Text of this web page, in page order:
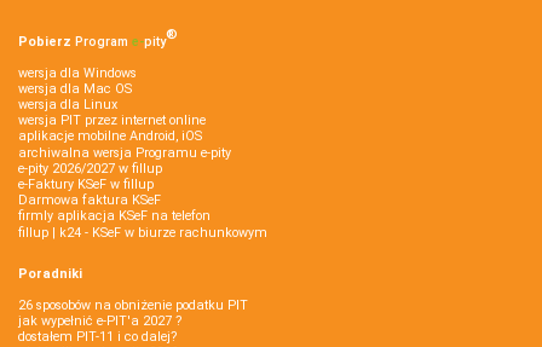
Pobierz Program e‑pity®
wersja dla Windows
wersja dla Mac OS
wersja dla Linux
wersja PIT przez internet online
aplikacje mobilne Android, iOS
archiwalna wersja Programu e-pity
e-pity 2026/2027 w fillup
e‑Faktury KSeF w fillup
Darmowa faktura KSeF
firmly aplikacja KSeF na telefon
fillup | k24 - KSeF w biurze rachunkowym
Poradniki
26 sposobów na obniżenie podatku PIT
jak wypełnić e-PIT'a 2027 ?
dostałem PIT-11 i co dalej?